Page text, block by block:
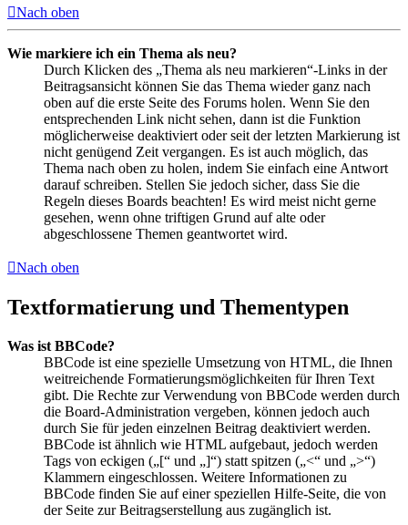
Nach oben
Wie markiere ich ein Thema als neu?
Durch Klicken des „Thema als neu markieren“-Links in der
Beitragsansicht können Sie das Thema wieder ganz nach
oben auf die erste Seite des Forums holen. Wenn Sie den
entsprechenden Link nicht sehen, dann ist die Funktion
möglicherweise deaktiviert oder seit der letzten Markierung ist
nicht genügend Zeit vergangen. Es ist auch möglich, das
Thema nach oben zu holen, indem Sie einfach eine Antwort
darauf schreiben. Stellen Sie jedoch sicher, dass Sie die
Regeln dieses Boards beachten! Es wird meist nicht gerne
gesehen, wenn ohne triftigen Grund auf alte oder
abgeschlossene Themen geantwortet wird.
Nach oben
Textformatierung und Thementypen
Was ist BBCode?
BBCode ist eine spezielle Umsetzung von HTML, die Ihnen
weitreichende Formatierungsmöglichkeiten für Ihren Text
gibt. Die Rechte zur Verwendung von BBCode werden durch
die Board-Administration vergeben, können jedoch auch
durch Sie für jeden einzelnen Beitrag deaktiviert werden.
BBCode ist ähnlich wie HTML aufgebaut, jedoch werden
Tags von eckigen („[“ und „]“) statt spitzen („<“ und „>“)
Klammern eingeschlossen. Weitere Informationen zu
BBCode finden Sie auf einer speziellen Hilfe-Seite, die von
der Seite zur Beitragserstellung aus zugänglich ist.